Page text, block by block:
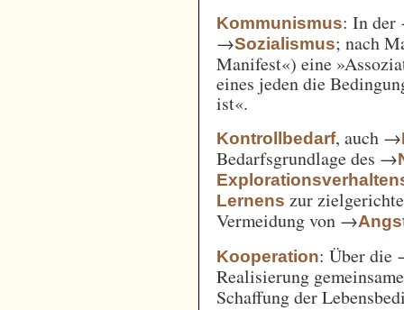
Kommunismus: In
→Sozialismus; nach
Manifest«) eine
eines jeden die
ist«.
Kontrollbedarf, auch →
Bedarfsgrundlage des →
Lernens zur
Vermeidung von →
Kooperation: Über
Realisierung
Schaffung der